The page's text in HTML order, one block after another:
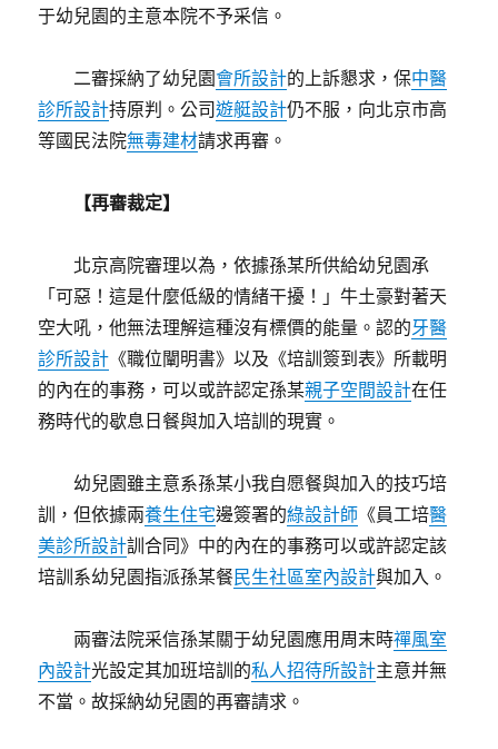
于幼兒園的主意本院不予采信。
二審採納了幼兒園會所設計的上訴懇求，保中醫
診所設計持原判。公司遊艇設計仍不服，向北京市高
等國民法院無毒建材請求再審。
【再審裁定】
北京高院審理以為，依據孫某所供給幼兒園承
「可惡！這是什麼低級的情緒干擾！」牛土豪對著天
空大吼，他無法理解這種沒有標價的能量。認的牙醫
診所設計 《職位闡明書》以及《培訓簽到表》所載明
的內在的事務，可以或許認定孫某親子空間設計在任
務時代的歇息日餐與加入培訓的現實。
幼兒園雖主意系孫某小我自愿餐與加入的技巧培
訓，但依據兩養生住宅邊簽署的綠設計師 《員工培醫
美診所設計訓合同》中的內在的事務可以或許認定該
培訓系幼兒園指派孫某餐民生社區室內設計與加入。
兩審法院采信孫某關于幼兒園應用周末時禪風室
內設計光設定其加班培訓的私人招待所設計主意并無
不當。故採納幼兒園的再審請求。